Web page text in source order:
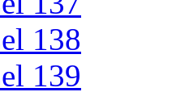
138
139